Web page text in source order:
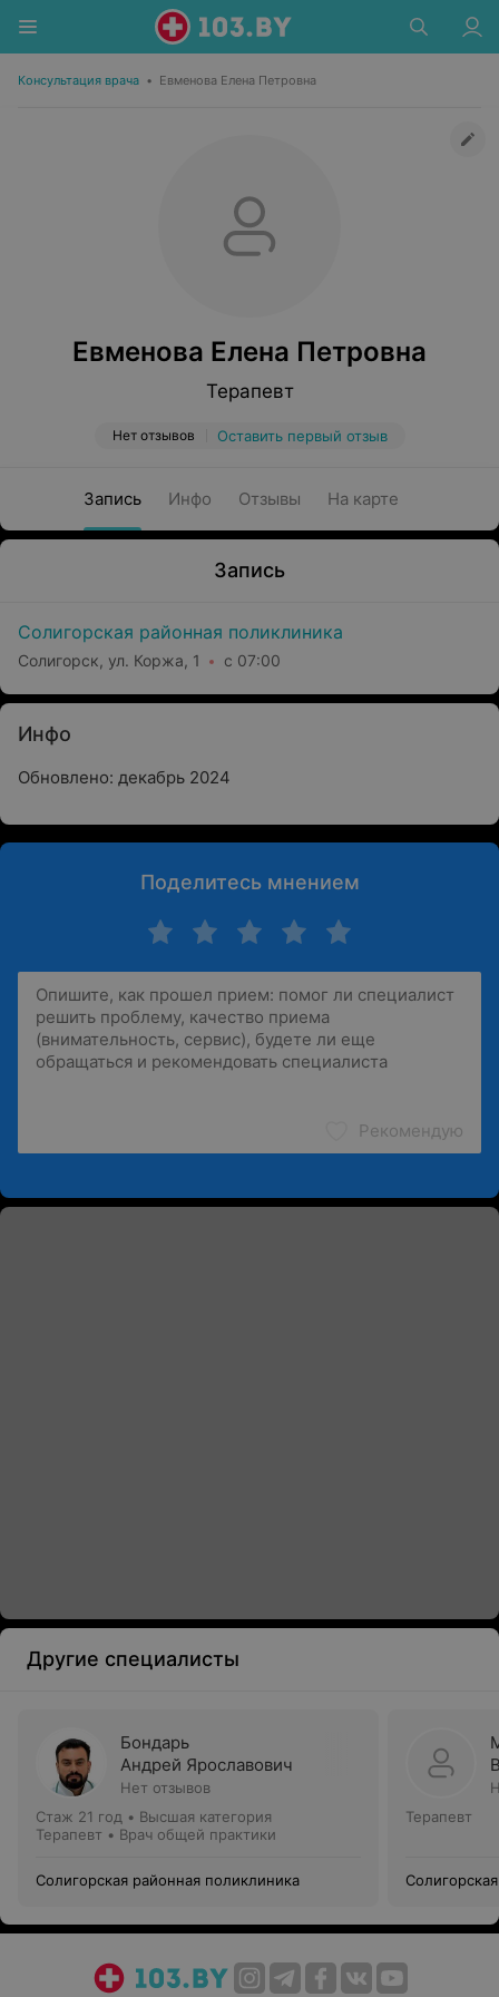
Консультация врача • Евменова Елена Петровна
Евменова Елена Петровна
Терапевт
Нет отзывов Оставить первый отзыв
Запись Инфо Отзывы На карте
Запись
Солигорская районная поликлиника
Солигорск, ул. Коржа, 1 с 07:00
Инфо
Обновлено: декабрь 2024
Поделитесь мнением
Рекомендую
Другие специалисты
Бондарь
Андрей Ярославович
Нет отзывов
Стаж 21 год • Высшая категория
Терапевт • Врач общей практики
Солигорская районная поликлиника
Терапевт